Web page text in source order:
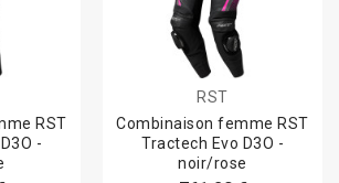
RST
-
RST
Combinaison femme RST
Tractech Evo D3O -
noir/rose